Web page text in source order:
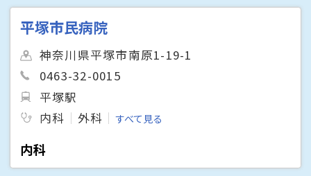
平塚市民病院
神奈川県平塚市南原1-19-1
0463-32-0015
平塚駅
内科
外科 すべて見る
内科